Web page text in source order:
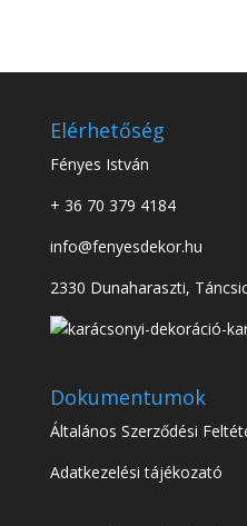
Elérhetőség
Fényes István
+ 36 70 379 4184
info@fenyesdekor.hu
2330 Dunaharaszti,
Dokumentumok
Általános Szerződési
Adatkezelési tájékozató